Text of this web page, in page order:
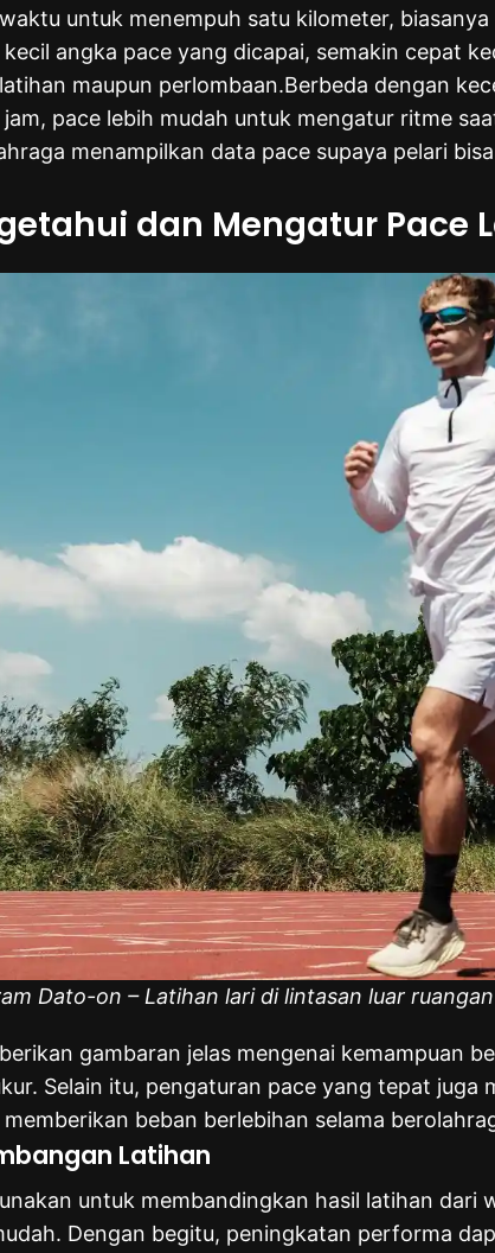
untuk menempuh satu kilometer,
angka pace yang dicapai, semakin cepat
maupun perlombaan.Berbeda dengan
pace lebih mudah untuk mengatur ritme
menampilkan data pace supaya pelari
dan Mengatur Pace
Dato-on – Latihan lari di lintasan luar
gambaran jelas mengenai kemampuan
Selain itu, pengaturan pace yang tepat juga
beban berlebihan selama
Latihan
untuk membandingkan hasil latihan
Dengan begitu, peningkatan performa